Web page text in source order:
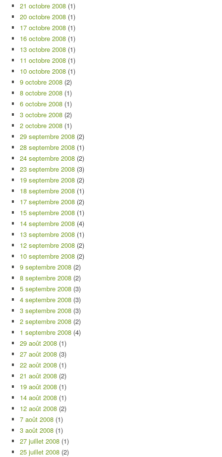
21 octobre 2008 (1)
20 octobre 2008 (1)
17 octobre 2008 (1)
16 octobre 2008 (1)
13 octobre 2008 (1)
11 octobre 2008 (1)
10 octobre 2008 (1)
9 octobre 2008 (2)
8 octobre 2008 (1)
6 octobre 2008 (1)
3 octobre 2008 (2)
2 octobre 2008 (1)
29 septembre 2008 (2)
28 septembre 2008 (1)
24 septembre 2008 (2)
23 septembre 2008 (3)
19 septembre 2008 (2)
18 septembre 2008 (1)
17 septembre 2008 (2)
15 septembre 2008 (1)
14 septembre 2008 (4)
13 septembre 2008 (1)
12 septembre 2008 (2)
10 septembre 2008 (2)
9 septembre 2008 (2)
8 septembre 2008 (2)
5 septembre 2008 (3)
4 septembre 2008 (3)
3 septembre 2008 (3)
2 septembre 2008 (2)
1 septembre 2008 (4)
29 août 2008 (1)
27 août 2008 (3)
22 août 2008 (1)
21 août 2008 (2)
19 août 2008 (1)
14 août 2008 (1)
12 août 2008 (2)
7 août 2008 (1)
3 août 2008 (1)
27 juillet 2008 (1)
25 juillet 2008 (2)